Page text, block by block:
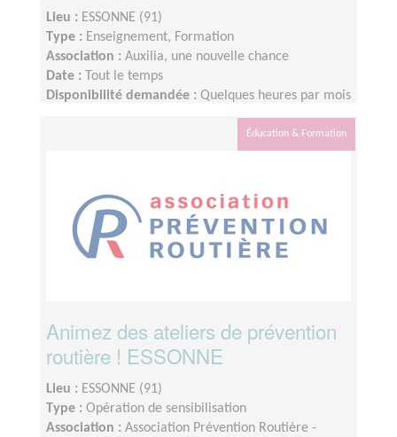
Lieu : ESSONNE (91)
Type : Enseignement, Formation
Association : Auxilia, une nouvelle chance
Date :
Tout le temps
Disponibilité demandée : Quelques heures par mois
Éducation & Formation
Animez des ateliers de prévention
routière ! ESSONNE
Lieu : ESSONNE (91)
Type : Opération de sensibilisation
Association : Association Prévention Routière -